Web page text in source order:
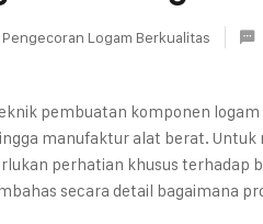
Logam Berkualitas
pembuatan komponen
manufaktur alat berat.
perhatian khusus terhadap
secara detail bagaimana